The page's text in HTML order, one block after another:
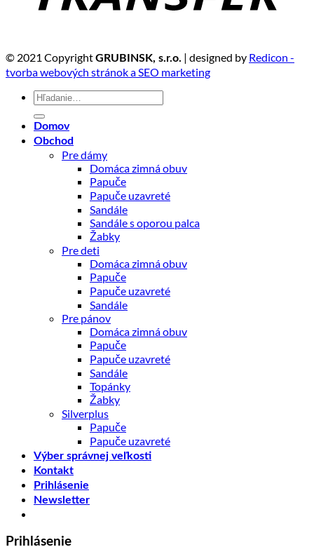
© 2021 CopyrightGRUBINSK, s.r.o. | designed by Redicon -
tvorba webových stránok a SEO marketing
Hľadať:
Domov
Obchod
Pre dámy
Domáca zimná obuv
Papuče
Papuče uzavreté
Sandále
Sandále s oporou palca
Žabky
Pre deti
Domáca zimná obuv
Papuče
Papuče uzavreté
Sandále
Pre pánov
Domáca zimná obuv
Papuče
Papuče uzavreté
Sandále
Topánky
Žabky
Silverplus
Papuče
Papuče uzavreté
Výber správnej veľkosti
Kontakt
Prihlásenie
Newsletter
Prihlásenie